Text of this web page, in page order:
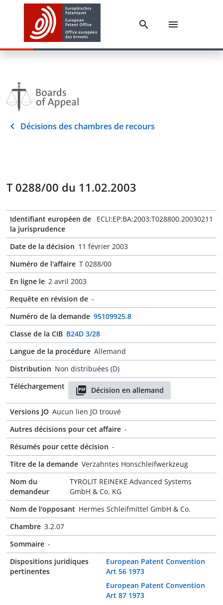
Décisions des chambres de recours
T 0288/00 du 11.02.2003
Identifiant européen de
la jurisprudence
ECLI:EP:BA:2003:T028800.20030211
Date de la décision 11 février 2003
Numéro de l'affaire T 0288/00
En ligne le 2 avril 2003
Requête en révision de -
Numéro de la demande 95109925.8
Classe de la CIB B24D 3/28
Langue de la procédure Allemand
Distribution Non distribuées (D)
Téléchargement
Décision en allemand
Versions JO Aucun lien JO trouvé
Autres décisions pour cet affaire -
Résumés pour cette décision -
Titre de la demande Verzahntes Honschleifwerkzeug
Nom du
demandeur
TYROLIT REINEKE Advanced Systems
GmbH & Co. KG
Nom de l'opposant Hermes Schleifmittel GmbH & Co.
Chambre 3.2.07
Sommaire -
Dispositions juridiques
pertinentes
European Patent Convention
Art 56 1973
European Patent Convention
Art 87 1973